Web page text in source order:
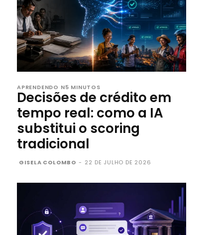
APRENDENDO N5 MINUTOS
Decisões de crédito em
tempo real: como a IA
substitui o scoring
tradicional
GISELA COLOMBO - 22 DE JULHO DE 2026